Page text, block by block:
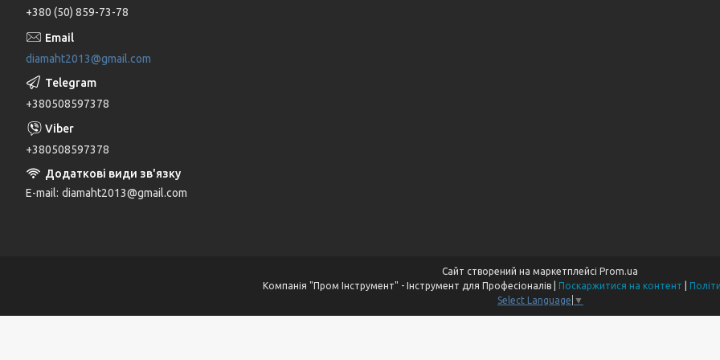
+380 (50) 859-73-78
diamaht2013@gmail.com
+380508597378
+380508597378
E-mail diamaht2013@gmail.com
Сайт створений на маркетплейсі Prom.ua
Поскаржитися на контент
Select Language ▼